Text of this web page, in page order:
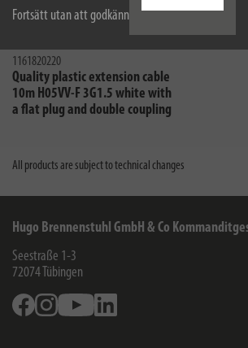
Fortsätt utan att godkänna
1161820220
Quality plastic extension cable
10m H05VV-F 3G1.5 white with
a flat plug and double coupling
All products are subject to technical changes
Hugo Brennenstuhl GmbH & Co
Seestraße 1-3
72074 Tübingen
FacebookInstagramYoutube